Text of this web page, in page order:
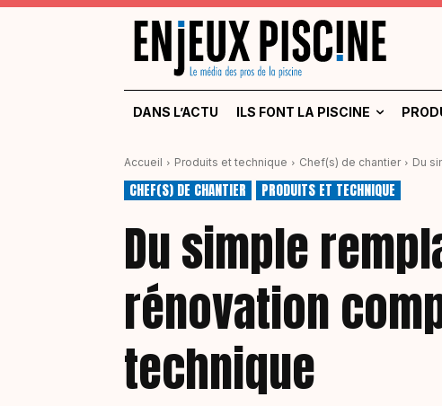
DANS L’ACTU ILS FONT LA PISCINE
Accueil Produits et technique Chef(s) de chantier Du
CHEF(S) DE CHANTIER PRODUITS ET TECHNIQUE
Du simple
rénovation
technique